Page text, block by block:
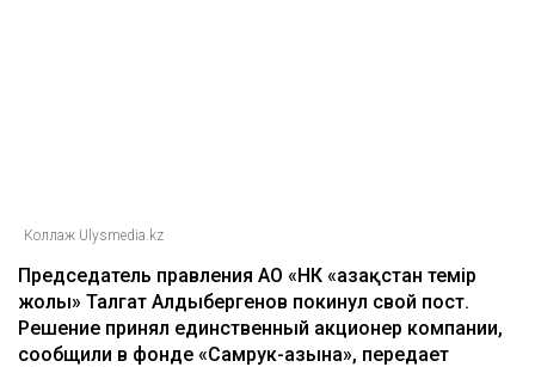
Коллаж Ulysmedia.kz
Председатель правления АО «НК «Қазақстан темір
жолы» Талгат Алдыбергенов покинул свой пост.
Решение принял единственный акционер компании,
сообщили в фонде «Самрук-Қазына», передает